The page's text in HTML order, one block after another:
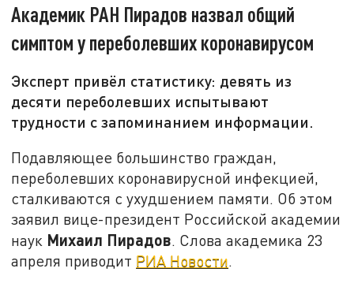
Академик РАН Пирадов назвал общий
симптом у переболевших коронавирусом
Эксперт привёл статистику: девять из
десяти переболевших испытывают
трудности с запоминанием информации.
Подавляющее большинство граждан,
переболевших коронавирусной инфекцией,
сталкиваются с ухудшением памяти. Об этом
заявил вице-президент Российской академии
наук Михаил Пирадов. Слова академика 23
апреля приводит РИА Новости.